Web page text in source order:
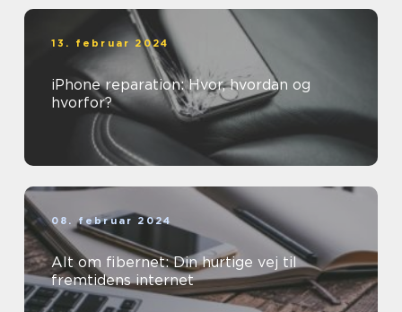
13. februar 2024
iPhone reparation: Hvor, hvordan og
hvorfor?
08. februar 2024
Alt om fibernet: Din hurtige vej til
fremtidens internet